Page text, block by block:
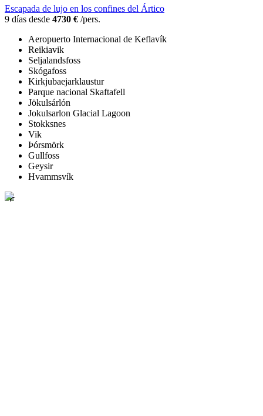
Escapada de lujo en los confines del Ártico
9 días desde 4730 € /pers.
Aeropuerto Internacional de Keflavík
Reikiavik
Seljalandsfoss
Skógafoss
Kirkjubaejarklaustur
Parque nacional Skaftafell
Jökulsárlón
Jokulsarlon Glacial Lagoon
Stokksnes
Vik
Þórsmörk
Gullfoss
Geysir
Hvammsvík